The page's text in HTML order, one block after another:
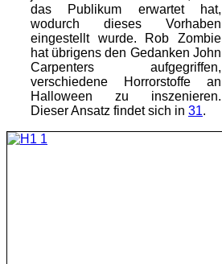
das Publikum erwartet hat,
wodurch dieses Vorhaben
eingestellt wurde. Rob Zombie
hat übrigens den Gedanken John
Carpenters aufgegriffen,
verschiedene Horrorstoffe an
Halloween zu inszenieren.
Dieser Ansatz findet sich in 31.